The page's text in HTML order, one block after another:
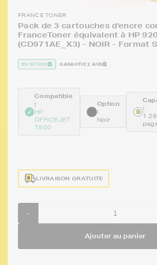
FRANCE TONER
Pack de 3 cartouches d'encre
FranceToner équivalent à HP 920
(CD971AE_X3) - NOIR - Format
EN STOCK GARANTIE 2 ANS
Compatible
:
HP
OFFICEJET
7500
Option
:
Noir
:
1
LIVRAISON GRATUITE
-
Ajouter au panier